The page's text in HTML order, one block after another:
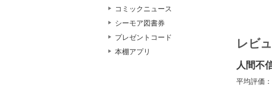
コミックニュース
シーモア図書券
プレゼントコード
本棚アプリ
げな
んて
【制作会
【スタッ
原作:富
監督:い
レビ
人間不
平均評価：